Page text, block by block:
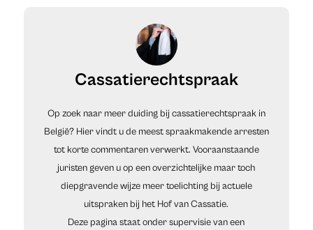
Cassatierechtspraak
Op zoek naar meer duiding bij cassatierechtspraak in
België? Hier vindt u de meest spraakmakende arresten
tot korte commentaren verwerkt. Vooraanstaande
juristen geven u op een overzichtelijke maar toch
diepgravende wijze meer toelichting bij actuele
uitspraken bij het Hof van Cassatie.
Deze pagina staat onder supervisie van een